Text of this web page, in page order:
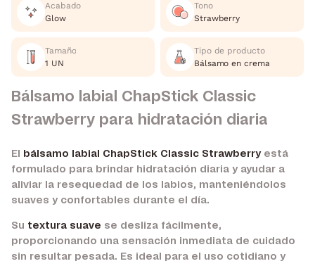
Acabado
Glow
Tono
Strawberry
Tamaño
1 UN
Tipo de producto
Bálsamo en crema
Bálsamo labial ChapStick Classic
Strawberry para hidratación diaria
El bálsamo labial ChapStick Classic Strawberryestá
formulado para brindar hidratación diaria y ayudar a
aliviar la resequedad de los labios, manteniéndolos
suaves y confortables durante el día.
Su textura suave se desliza fácilmente,
proporcionando una sensación inmediata de cuidado
sin resultar pesada. Es ideal para el uso cotidiano y